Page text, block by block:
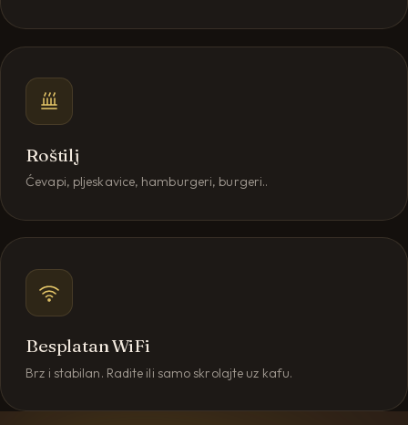
Roštilj
Ćevapi, pljeskavice, hamburgeri, burgeri..
Besplatan WiFi
Brz i stabilan. Radite ili samo skrolajte uz kafu.